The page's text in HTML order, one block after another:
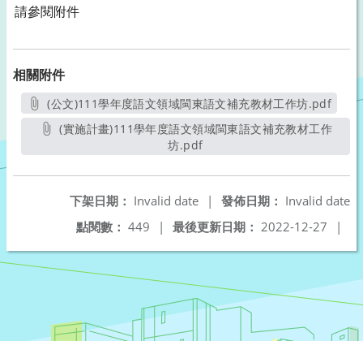
請參閱附件
相關附件
(公文)111學年度語文領域閩東語文補充教材工作坊.pdf
另開新視窗
(實施計畫)111學年度語文領域閩東語文補充教材工作
坊.pdf另開新視窗
發佈日期： Invalid date
下架日期： Invalid date
|
最後更新日期： 2022-12-27 |
點閱數： 449 |